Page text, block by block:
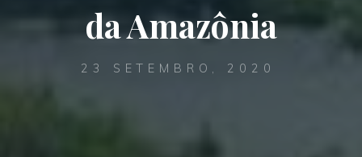
da Amazônia
23 SETEMBRO, 2020